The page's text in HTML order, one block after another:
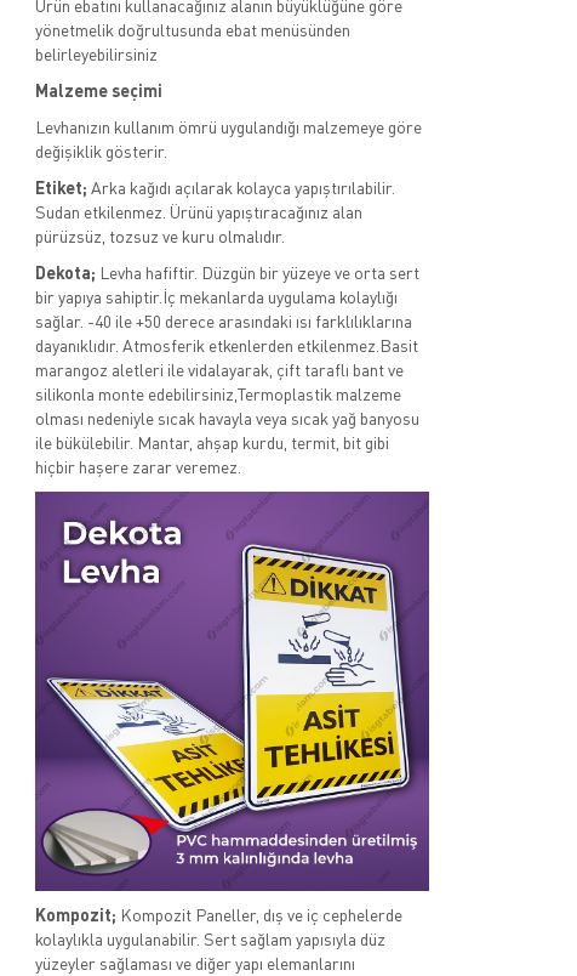
Ürün ebatını kullanacağınız alanın büyüklüğüne göre
yönetmelik doğrultusunda ebat menüsünden
belirleyebilirsiniz
Malzeme seçimi
Levhanızın kullanım ömrü uygulandığı malzemeye göre
değişiklik gösterir.
Etiket; Arka kağıdı açılarak kolayca yapıştırılabilir.
Sudan etkilenmez. Ürünü yapıştıracağınız alan
pürüzsüz, tozsuz ve kuru olmalıdır.
Dekota; Levha hafiftir. Düzgün bir yüzeye ve orta sert
bir yapıya sahiptir.İç mekanlarda uygulama kolaylığı
sağlar. -40 ile +50 derece arasındaki ısı farklılıklarına
dayanıklıdır. Atmosferik etkenlerden etkilenmez.Basit
marangoz aletleri ile vidalayarak, çift taraflı bant ve
silikonla monte edebilirsiniz,Termoplastik malzeme
olması nedeniyle sıcak havayla veya sıcak yağ banyosu
ile bükülebilir. Mantar, ahşap kurdu, termit, bit gibi
hiçbir haşere zarar veremez.
Kompozit; Kompozit Paneller, dış ve iç cephelerde
kolaylıkla uygulanabilir. Sert sağlam yapısıyla düz
yüzeyler sağlaması ve diğer yapı elemanlarını